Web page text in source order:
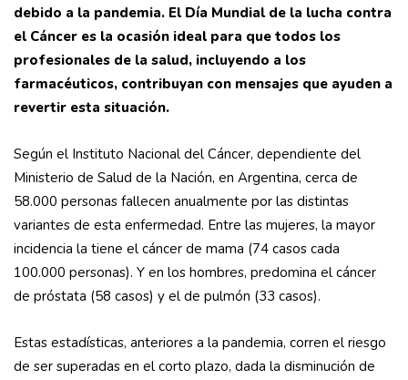
debido a la pandemia. El Día Mundial de la lucha contra
el Cáncer es la ocasión ideal para que todos los
profesionales de la salud, incluyendo a los
farmacéuticos, contribuyan con mensajes que ayuden a
revertir esta situación.
Según el Instituto Nacional del Cáncer, dependiente del
Ministerio de Salud de la Nación, en Argentina, cerca de
58.000 personas fallecen anualmente por las distintas
variantes de esta enfermedad. Entre las mujeres, la mayor
incidencia la tiene el cáncer de mama (74 casos cada
100.000 personas). Y en los hombres, predomina el cáncer
de próstata (58 casos) y el de pulmón (33 casos).
Estas estadísticas, anteriores a la pandemia, corren el riesgo
de ser superadas en el corto plazo, dada la disminución de